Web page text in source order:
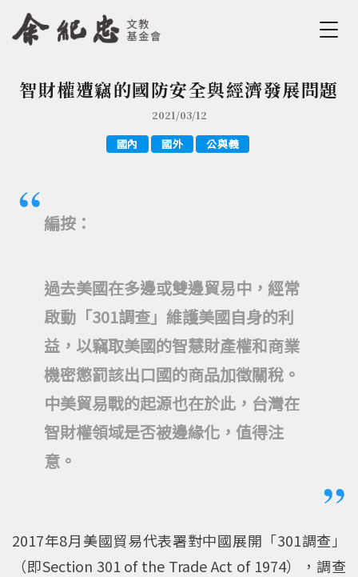
Jump to Navigation
Jump to Main content
您在這裡
智財權遭竊的國防安全與經濟發展問題
2021/03/12
國內 國外 公與義
編按：
過去美國在多邊或雙邊貿易中，經常
啟動「301調查」維護美國自身的利
益，以竊取美國的智慧財產權和商業
機密懲罰該出口國的商品加徵關稅。
中美貿易戰的起源也在於此，台灣在
智財權領域是否被邊緣化，值得注
意。
2017年8月美國貿易代表署對中國展開「301調查」
（即Section 301 of the Trade Act of 1974），調查